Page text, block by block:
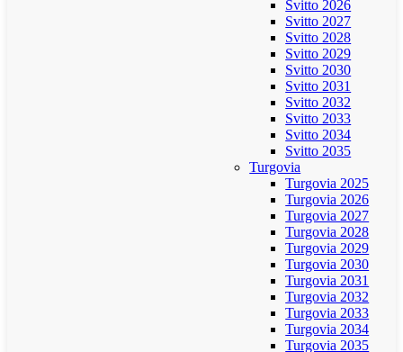
Svitto 2026
Svitto 2027
Svitto 2028
Svitto 2029
Svitto 2030
Svitto 2031
Svitto 2032
Svitto 2033
Svitto 2034
Svitto 2035
Turgovia
Turgovia 2025
Turgovia 2026
Turgovia 2027
Turgovia 2028
Turgovia 2029
Turgovia 2030
Turgovia 2031
Turgovia 2032
Turgovia 2033
Turgovia 2034
Turgovia 2035